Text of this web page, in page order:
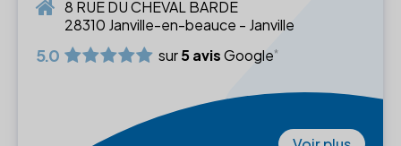
8 RUE DU CHEVAL BARDE
28310 Janville-en-beauce - Janville
5.0 sur5 avisGoogle